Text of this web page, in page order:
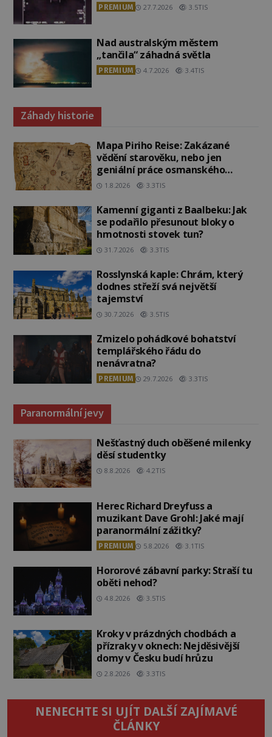
PREMIUM 27.7.2026 3.5TIS
Nad australským městem
„tančila“ záhadná světla
PREMIUM 4.7.2026 3.4TIS
Záhady historie
Mapa Piriho Reise: Zakázané
vědění starověku, nebo jen
geniální práce osmanského
admirála?
1.8.2026 3.3TIS
Kamenní giganti z Baalbeku: Jak
se podařilo přesunout bloky o
hmotnosti stovek tun?
31.7.2026 3.3TIS
Rosslynská kaple: Chrám, který
dodnes střeží svá největší
tajemství
30.7.2026 3.5TIS
Zmizelo pohádkové bohatství
templářského řádu do
nenávratna?
PREMIUM 29.7.2026 3.3TIS
Paranormální jevy
Nešťastný duch oběšené milenky
děsí studentky
8.8.2026 4.2TIS
Herec Richard Dreyfuss a
muzikant Dave Grohl: Jaké mají
paranormální zážitky?
PREMIUM 5.8.2026 3.1TIS
Hororové zábavní parky: Straší tu
oběti nehod?
4.8.2026 3.5TIS
Kroky v prázdných chodbách a
přízraky v oknech: Nejděsivější
domy v Česku budí hrůzu
2.8.2026 3.3TIS
NENECHTE SI UJÍT DALŠÍ ZAJÍMAVÉ
ČLÁNKY